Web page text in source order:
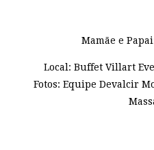
Mamãe e
Local: Buffet Villart
Fotos: Equipe Devalcir